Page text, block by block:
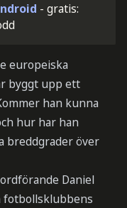
- gratis:
europeiska
byggt upp ett
han kunna
hur har han
breddgrader över
Daniel
fotbollsklubbens